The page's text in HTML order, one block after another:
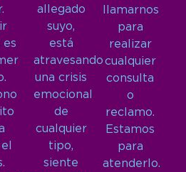
es
allegado
suyo,
está
atravesando
una crisis
emocional
de
cualquier
tipo,
siente
llamarnos
para
realizar
cualquier
consulta
o
reclamo.
Estamos
para
atenderlo.